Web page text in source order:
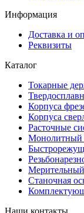
Информация
Доставка и
Реквизиты
Каталог
Токарные
Корпуса
Корпуса
Расточные
Монолитный
Станочная
Наши контакты